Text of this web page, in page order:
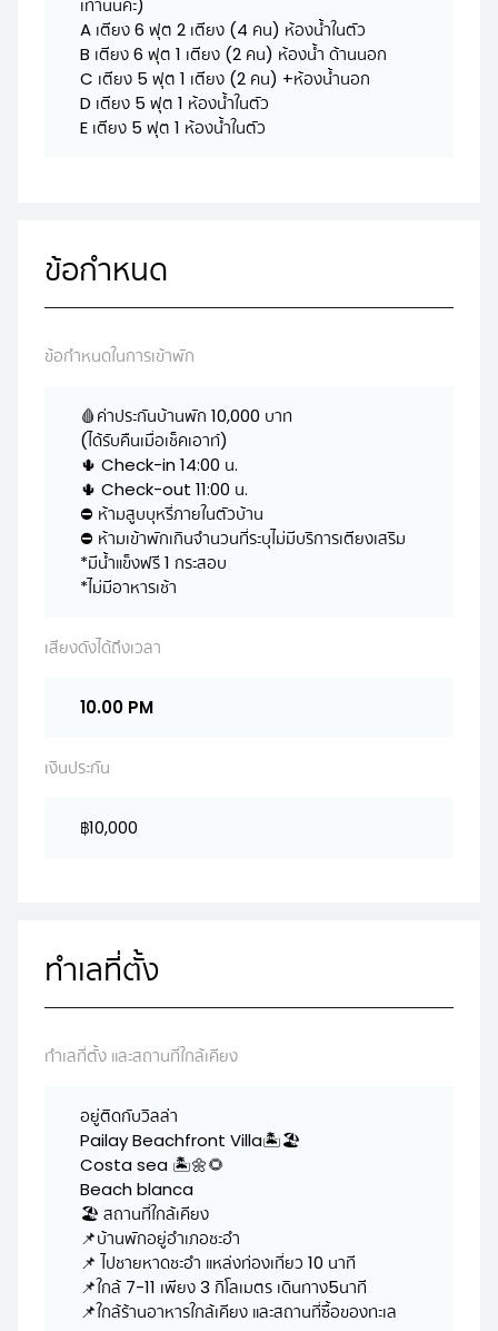
เท่านั้นค่ะ)
A เตียง 6 ฟุต 2 เตียง (4 คน) ห้องน้ำในตัว
B เตียง 6 ฟุต 1 เตียง (2 คน) ห้องน้ำ ด้านนอก
C เตียง 5 ฟุต 1 เตียง (2 คน) +ห้องน้ำนอก
D เตียง 5 ฟุต 1 ห้องน้ำในตัว
E เตียง 5 ฟุต 1 ห้องน้ำในตัว
ข้อกำหนด
ข้อกำหนดในการเข้าพัก
🩸ค่าประกันบ้านพัก 10,000 บาท
(ได้รับคืนเมื่อเช็คเอาท์)
🌵 Check-in 14:00 น.
🌵 Check-out 11:00 น.
⛔️ ห้ามสูบบุหรี่ภายในตัวบ้าน
⛔️ ห้ามเข้าพักเกินจำนวนที่ระบุไม่มีบริการเตียงเสริม
*มีน้ำแข็งฟรี 1 กระสอบ
*ไม่มีอาหารเช้า
เสียงดังได้ถึงเวลา
10.00 PM
เงินประกัน
฿10,000
ทำเลที่ตั้ง
ทำเลที่ตั้ง และสถานที่ใกล้เคียง
อยู่ติดกับวิลล่า
Pailay Beachfront Villa🏝️🏖️
Costa sea 🏝️🌼🌻
Beach blanca
🏖️ สถานที่ใกล้เคียง
📌บ้านพักอยู่อำเภอชะอำ
📌 ไปชายหาดชะอำ แหล่งท่องเที่ยว 10 นาที
📌ใกล้ 7-11 เพียง 3 กิโลเมตร เดินทาง5นาที
📌ใกล้ร้านอาหารใกล้เคียง และสถานที่ซื้อของทะเล